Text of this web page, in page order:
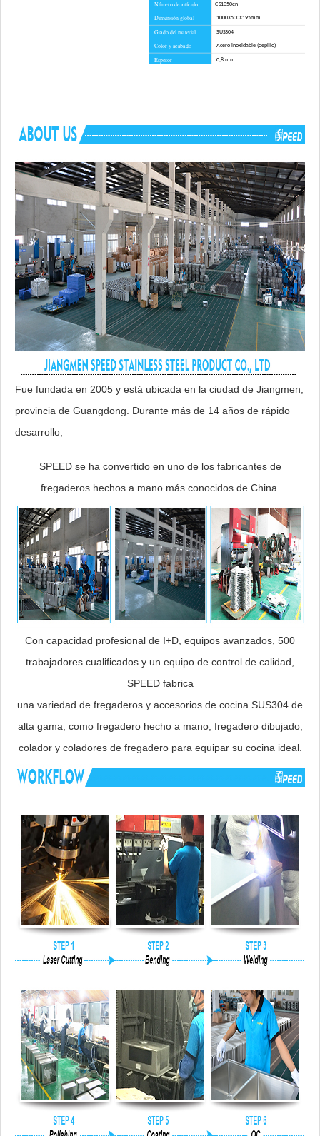
Número de artículo CS1050en
Dimensión global 1000X500X195mm
Grado del material SUS304
Color y acabado Acero inoxidable (cepillo)
Espesor 0,8 mm
enrollable, tubo de drenaje, tabla de cortar
Fue fundada en 2005 y está ubicada en la ciudad de Jiangmen,
provincia de Guangdong. Durante más de 14 años de rápido
desarrollo,
SPEED se ha convertido en uno de los fabricantes de
fregaderos hechos a mano más conocidos de China.
Con capacidad profesional de I+D, equipos avanzados, 500
trabajadores cualificados y un equipo de control de calidad,
SPEED fabrica
una variedad de fregaderos y accesorios de cocina SUS304 de
alta gama, como fregadero hecho a mano, fregadero dibujado,
colador y coladores de fregadero para equipar su cocina ideal.